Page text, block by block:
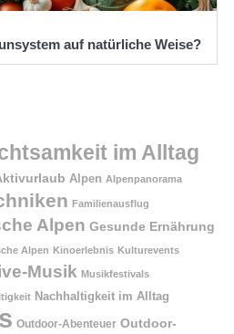
auf natürliche Weise?
im Alltag
Alpen Alpenpanorama
Familienausflug
Alpen Gesunde Ernährung
Alpen Kinoerlebnis Kulturevents
Musik Musikfestivals
Nachhaltigkeit im Alltag
Outdoor-Abenteuer Outdoor-